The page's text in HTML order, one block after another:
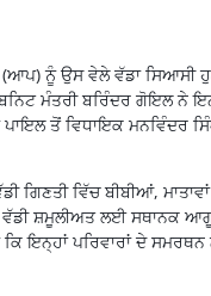
ਨੂੰ ਉਸ ਵੇਲੇ ਵੱਡਾ ਸਿਆਸੀ
ਮੰਤਰੀ ਬਰਿੰਦਰ ਗੋਇਲ ਨੇ
ਤੋਂ ਵਿਧਾਇਕ ਮਨਵਿੰਦਰ
ਵਿੱਚ ਬੀਬੀਆਂ, ਮਾਤਾਵਾਂ
ਵੱਡੀ ਸ਼ਮੂਲੀਅਤ ਲਈ ਸਥਾਨਕ
ਇਨ੍ਹਾਂ ਪਰਿਵਾਰਾਂ ਦੇ ਸਮਰਥਨ